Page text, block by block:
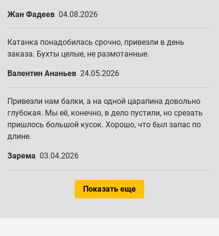
Жан Фадеев 04.08.2026
Катанка понадобилась срочно, привезли в день
заказа. Бухты целые, не размотанные.
Валентин Ананьев 24.05.2026
Привезли нам балки, а на одной царапина довольно
глубокая. Мы её, конечно, в дело пустили, но срезать
пришлось большой кусок. Хорошо, что был запас по
длине.
Зарема 03.04.2026
Показать еще